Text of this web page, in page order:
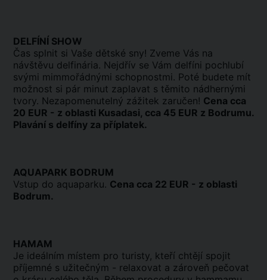
DELFÍNÍ SHOW
Čas splnit si Vaše dětské sny! Zveme Vás na
návštěvu delfinária. Nejdřív se Vám delfíni pochlubí
svými mimmořádnými schopnostmi. Poté budete mít
možnost si pár minut zaplavat s těmito nádhernými
tvory. Nezapomenutelný zážitek zaručen! Cena cca
20 EUR - z oblasti Kusadasi, cca 45 EUR z Bodrumu.
Plavání s delfíny za příplatek.
AQUAPARK BODRUM
Vstup do aquaparku. Cena cca 22 EUR - z oblasti
Bodrum.
HAMAM
Je ideálním místem pro turisty, kteří chtějí spojit
příjemné s užitečným - relaxovat a zároveň pečovat